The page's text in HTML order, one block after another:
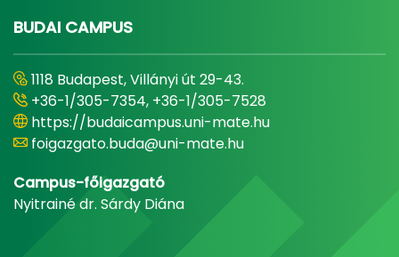
BUDAI CAMPUS
1118 Budapest, Villányi út 29-43.
+36-1/305-7354, +36-1/305-7528
https://budaicampus.uni-mate.hu
foigazgato.buda@uni-mate.hu
Campus-főigazgató
Nyitrainé dr. Sárdy Diána